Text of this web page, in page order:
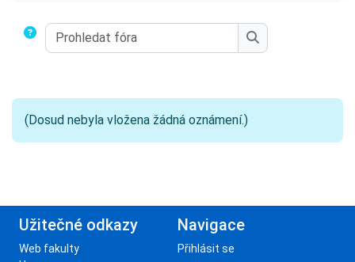
Prohledat fóra
Prohledat fóra
(Dosud nebyla vložena žádná oznámení.)
Užitečné odkazy
Web fakulty
Navigace
Přihlásit se